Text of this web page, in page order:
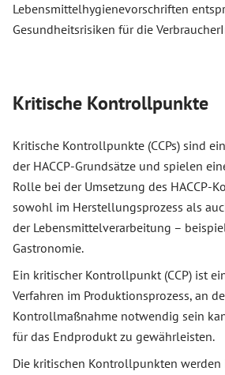
Lebensmittelhygienevorschriften
Gesundheitsrisiken für die
Kritische Kontrollpunkte
Kritische Kontrollpunkte (CCPs) sind
der HACCP-Grundsätze und spielen
Rolle bei der Umsetzung des HACCP-
sowohl im Herstellungsprozess als
der Lebensmittelverarbeitung –
Gastronomie.
Ein kritischer Kontrollpunkt (CCP) ist
Verfahren im Produktionsprozess, an
Kontrollmaßnahme notwendig sein
für das Endprodukt zu gewährleisten.
Die kritischen Kontrollpunkten werden